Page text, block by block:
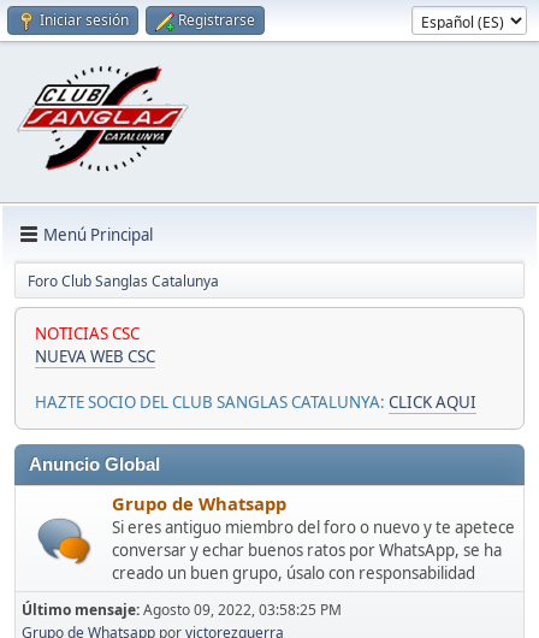
Iniciar sesión Registrarse
Menú Principal
Foro Club Sanglas Catalunya
NOTICIAS CSC
NUEVA WEB CSC
HAZTE SOCIO DEL CLUB SANGLAS CATALUNYA: CLICK AQUI
Anuncio Global
Grupo de Whatsapp
Si eres antiguo miembro del foro o nuevo y te apetece
conversar y echar buenos ratos por WhatsApp, se ha
creado un buen grupo, úsalo con responsabilidad
Último mensaje:Agosto 09, 2022, 03:58:25 PM
Grupo de Whatsapp porvictorezquerra